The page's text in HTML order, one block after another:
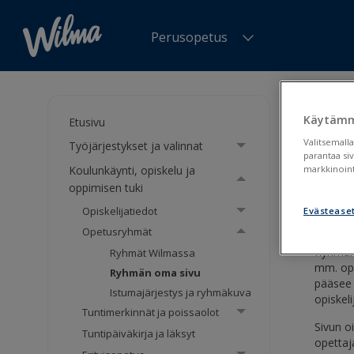
Perusopetus
Etusivu
Työjärjestykset ja valinnat
Koulunkäynti, opiskelu ja
oppimisen tuki
Opiskelijatiedot
Opetusryhmät
Ryhmät Wilmassa
Ryhmän oma sivu
Istumajärjestys ja ryhmäkuva
Tuntimerkinnät ja poissaolot
Tuntipäiväkirja ja läksyt
mm.
Sivun
parantaa